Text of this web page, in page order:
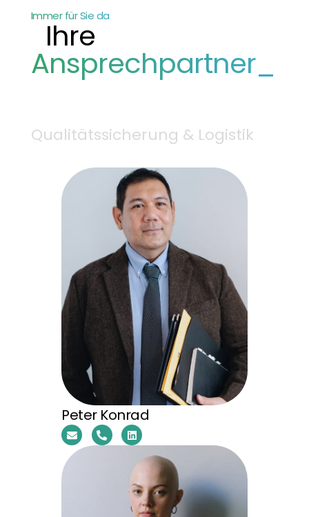
Immer für Sie da
Ihre
Ansprechpartner_
Qualitätssicherung & Logistik
Peter Konrad